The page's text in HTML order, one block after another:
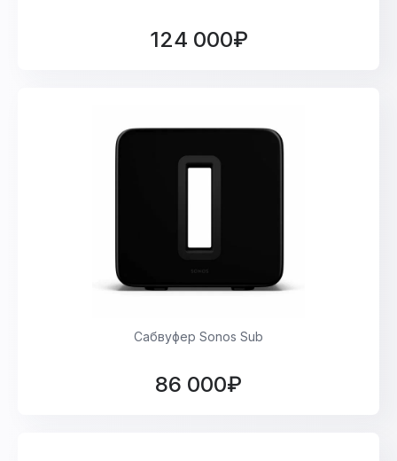
124 000₽
Сабвуфер Sonos Sub
86 000₽